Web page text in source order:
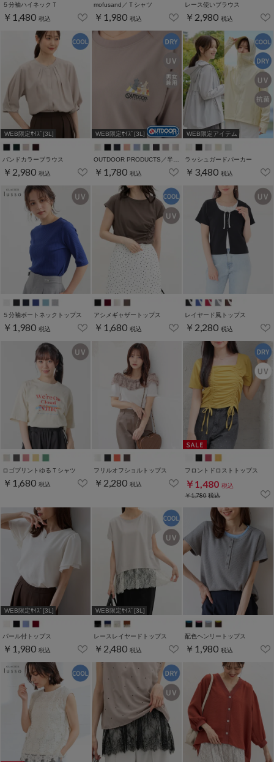
５分袖ハイネックＴ
￥1,480 税込
mofusand／Ｔシャツ
￥1,980 税込
レース使いブラウス
￥2,980 税込
WEB限定ｻｲｽﾞ[3L]
バンドカラーブラウス
￥2,980 税込
WEB限定ｻｲｽﾞ[3L]
OUTDOOR PRODUCTS／半袖Ｔシャツ
￥1,780 税込
WEB限定アイテム
ラッシュガードパーカー
￥3,480 税込
５分袖ボートネックトップス
￥1,980 税込
アシメギャザートップス
￥1,680 税込
レイヤード風トップス
￥2,280 税込
ロゴプリントゆるＴシャツ
￥1,680 税込
フリルオフショルトップス
￥2,280 税込
フロントドロストトップス
￥1,480 税込
￥1,780税込
WEB限定ｻｲｽﾞ[3L]
パール付トップス
￥1,980 税込
WEB限定ｻｲｽﾞ[3L]
レースレイヤードトップス
￥2,480 税込
配色ヘンリートップス
￥1,980 税込